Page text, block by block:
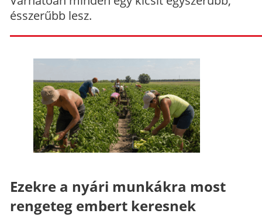
ésszerűbb lesz.
Ezekre a nyári munkákra most
rengeteg embert keresnek